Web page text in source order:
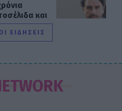
και
για
θα
ΕΙΔΗΣΕΙΣ